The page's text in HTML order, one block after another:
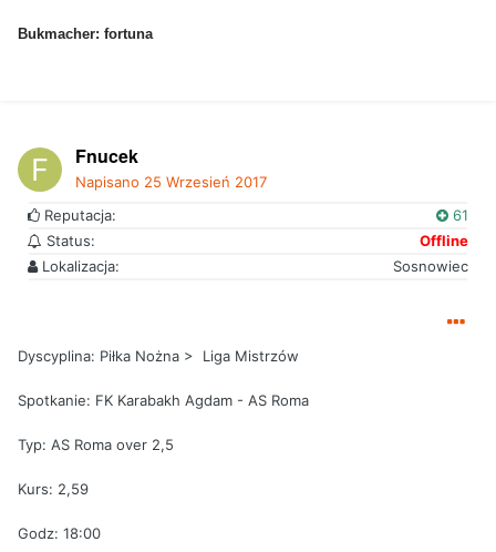
Bukmacher: fortuna
Fnucek
Napisano 25 Wrzesień 2017
Reputacja:
61
Status:
Offline
Lokalizacja:
Sosnowiec
Dyscyplina: Piłka Nożna > Liga Mistrzów
Spotkanie: FK Karabakh Agdam - AS Roma
Typ: AS Roma over 2,5
Kurs: 2,59
Godz: 18:00